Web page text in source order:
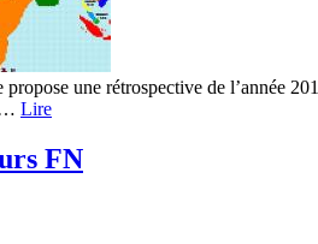
une rétrospective de l’année
Lire
FN